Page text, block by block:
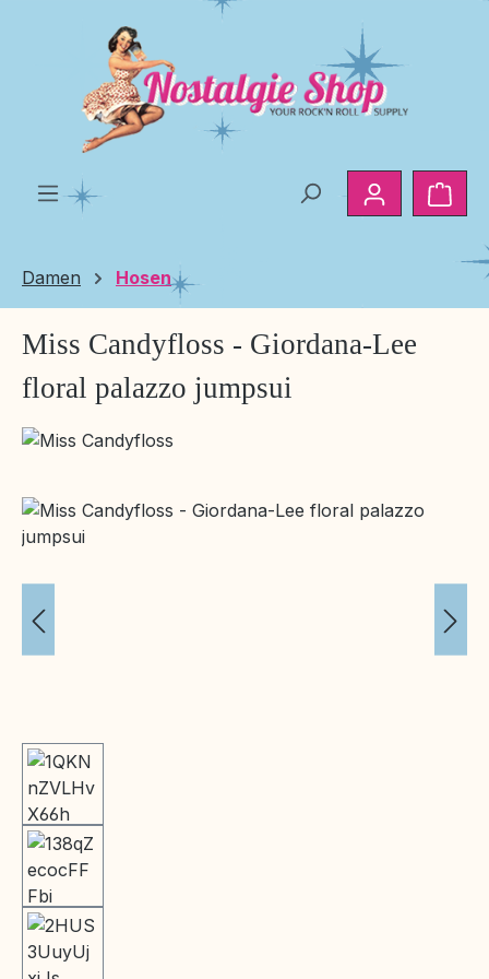
Zum Hauptinhalt springen
Damen Hosen
Miss Candyfloss - Giordana-Lee
floral palazzo jumpsui
Bildergalerie überspringen